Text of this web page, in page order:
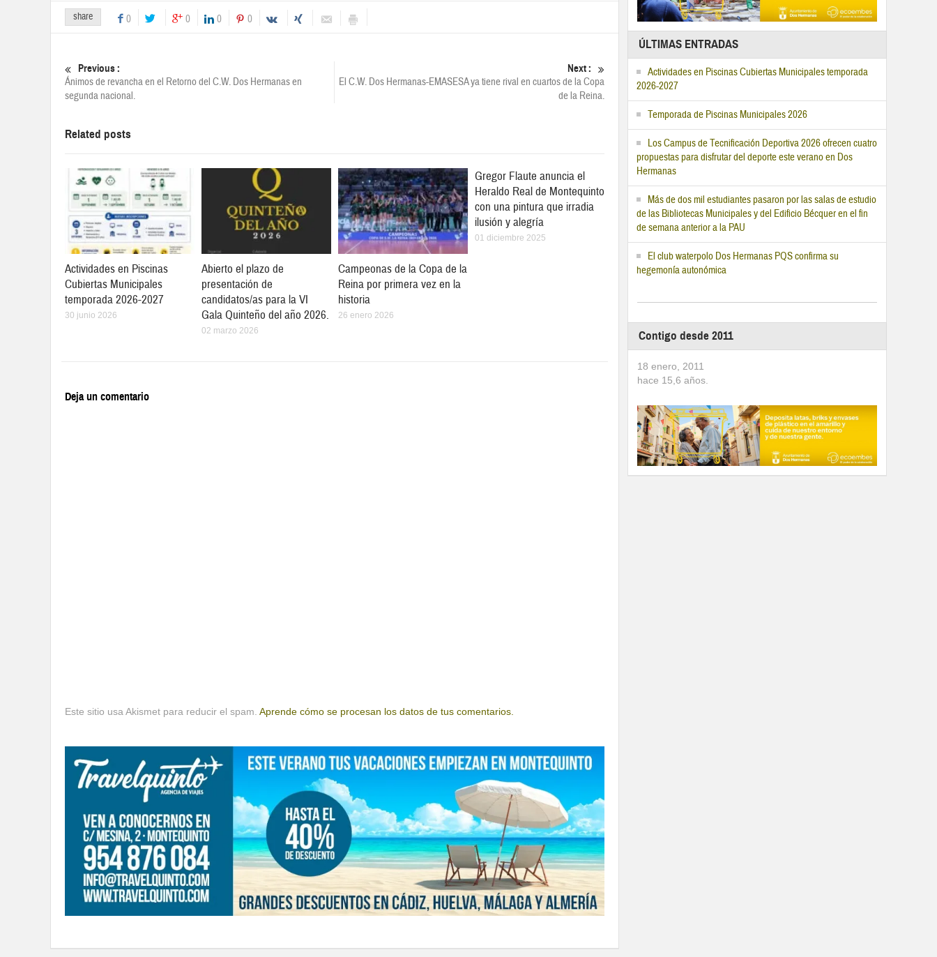
share 0 0 0 0
Previous :
Ánimos de revancha en el Retorno del C.W. Dos Hermanas en
segunda nacional.
Next :
El C.W. Dos Hermanas-EMASESA ya tiene rival en cuartos de la Copa
de la Reina.
Related posts
Actividades en Piscinas
Cubiertas Municipales
temporada 2026-2027
30 junio 2026
Abierto el plazo de
presentación de
candidatos/as para la VI
Gala Quinteño del año 2026.
02 marzo 2026
Campeonas de la Copa de la
Reina por primera vez en la
historia
26 enero 2026
Gregor Flaute anuncia el
Heraldo Real de Montequinto
con una pintura que irradia
ilusión y alegría
01 diciembre 2025
Deja un comentario
Este sitio usa Akismet para reducir el spam. Aprende cómo se procesan los datos de tus comentarios.
ÚLTIMAS ENTRADAS
Actividades en Piscinas Cubiertas Municipales temporada
2026-2027
Temporada de Piscinas Municipales 2026
Los Campus de Tecnificación Deportiva 2026 ofrecen cuatro
propuestas para disfrutar del deporte este verano en Dos
Hermanas
Más de dos mil estudiantes pasaron por las salas de estudio
de las Bibliotecas Municipales y del Edificio Bécquer en el fin
de semana anterior a la PAU
El club waterpolo Dos Hermanas PQS confirma su
hegemonía autonómica
Contigo desde 2011
18 enero, 2011
hace 15,6 años.